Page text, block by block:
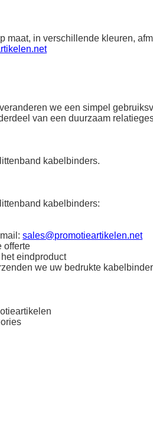
maat, in verschillende kleuren,
we een simpel
van een duurzaam
kabelbinders.
kabelbinders:
mail:sales@promotieartikelen.net
offerte
eindproduct
we uw bedrukte